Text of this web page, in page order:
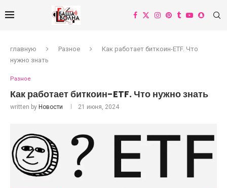
главную Разное
Как работает биткоин-ETF. Что
нужно знать
Разное
Как работает биткоин-ETF. Что нужно знать
written by Новости 21 июня, 2024